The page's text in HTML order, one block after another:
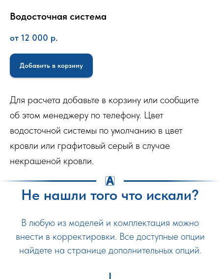
Водосточная система
от 12 000 р.
Добавить в корзину
Для расчета добавьте в корзину или сообщите
об этом менеджеру по телефону. Цвет
водосточной системы по умолчанию в цвет
кровли или графитовый серый в случае
некрашеной кровли.
Не нашли того что искали?
В любую из моделей и комплектация можно
внести в корректировки. Все доступные опции
найдете на странице дополнительных опций.